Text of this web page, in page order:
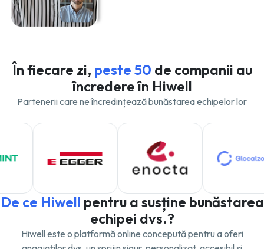
În fiecare zi, peste 50 de companii au
încredere în Hiwell
Partenerii care ne încredințează bunăstarea echipelor lor
De ce Hiwell pentru a susține bunăstarea
echipei dvs.?
Hiwell este o platformă online concepută pentru a oferi